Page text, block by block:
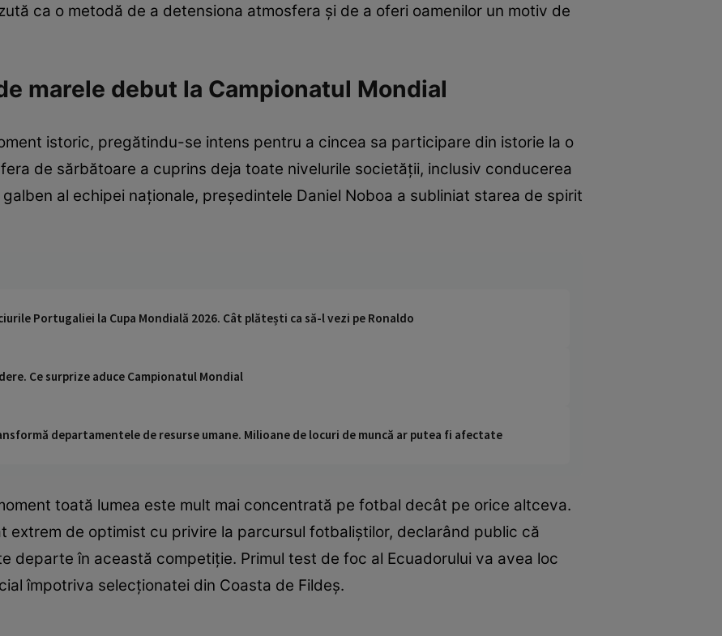
ca o metodă de a detensiona atmosfera și de a oferi oamenilor un motiv de
marele debut la Campionatul Mondial
istoric, pregătindu-se intens pentru a cincea sa participare din istorie la o
de sărbătoare a cuprins deja toate nivelurile societății, inclusiv conducerea
al echipei naționale, președintele Daniel Noboa a subliniat starea de spirit
Portugaliei la Cupa Mondială 2026. Cât plătești ca să-l vezi pe Ronaldo
Ce surprize aduce Campionatul Mondial
departamentele de resurse umane. Milioane de locuri de muncă ar putea fi afectate
toată lumea este mult mai concentrată pe fotbal decât pe orice altceva.
extrem de optimist cu privire la parcursul fotbaliștilor, declarând public că
departe în această competiție. Primul test de foc al Ecuadorului va avea loc
împotriva selecționatei din Coasta de Fildeș.